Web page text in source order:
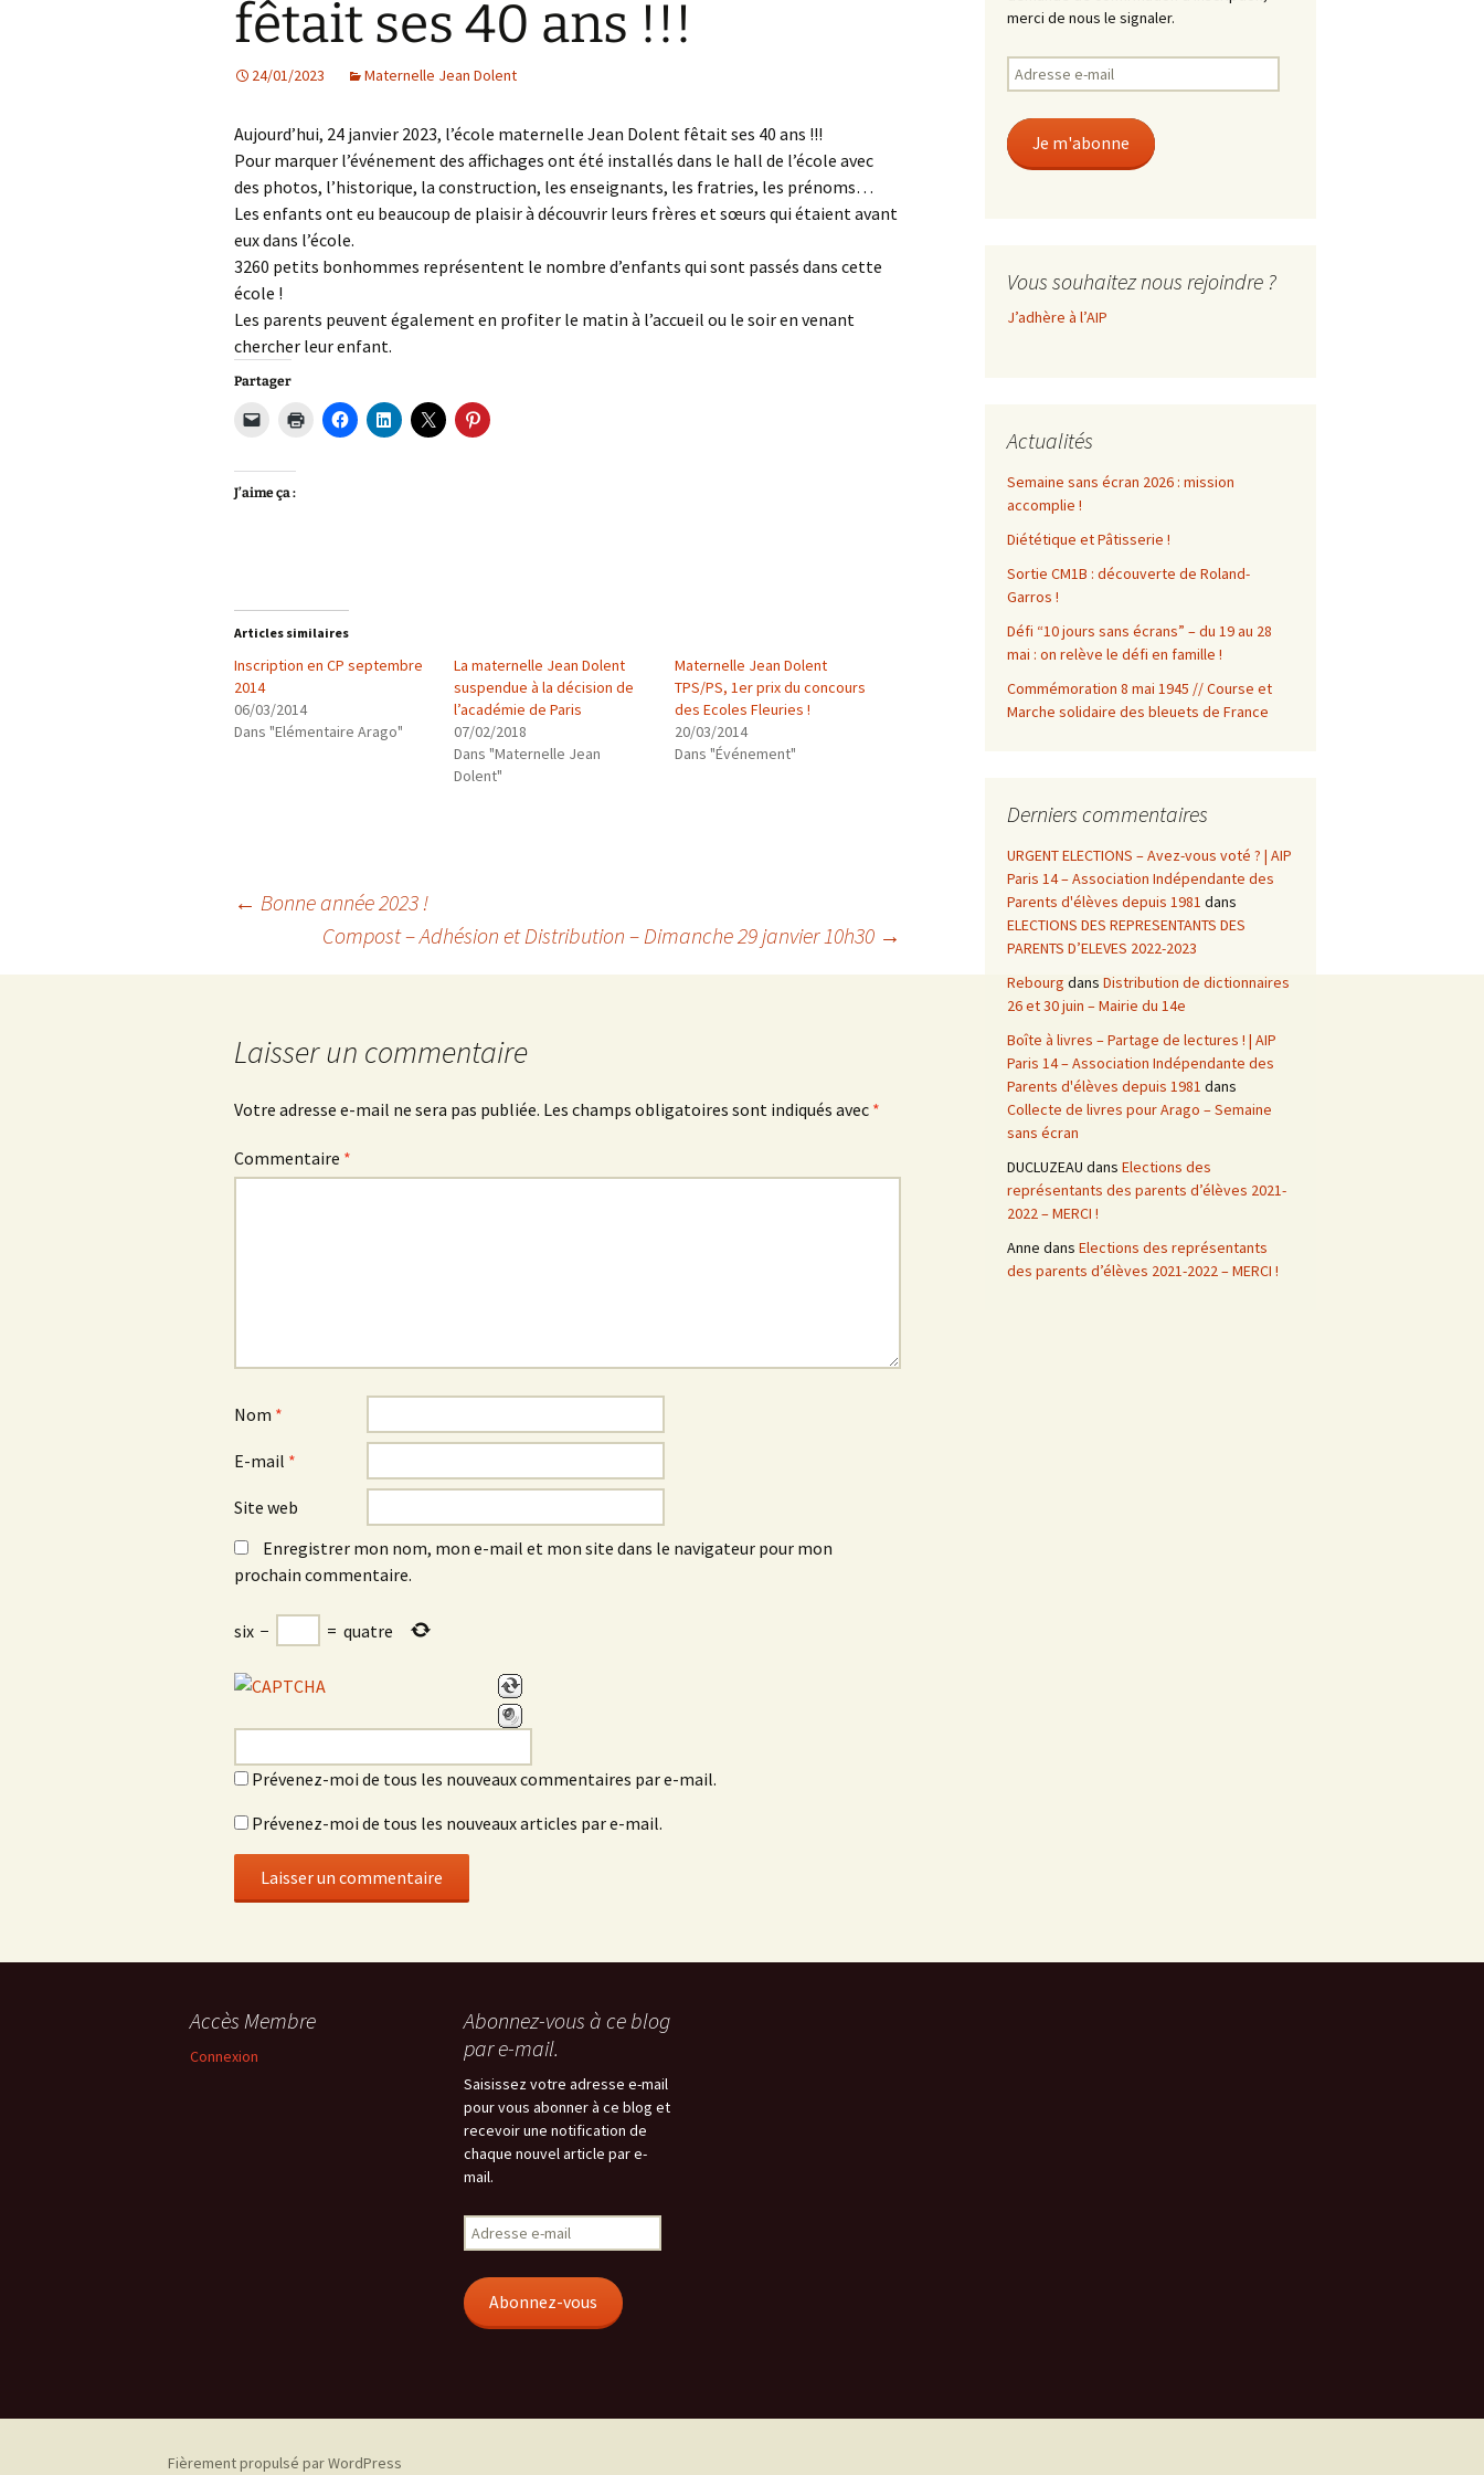
L’équipe AIP Maternelle
Jean Dolent
L’équipe AIP Collège
Saint Exupéry
Les projets La philo à l’école, un
projet culturel et citoyen
Classe bi-langues au
Collège
la place de l’Ile-de-Sein
Débats et réflexions
Nous rejoindre
Contact
Mentions légales
fêtait ses 40 ans !!!
24/01/2023 Maternelle Jean Dolent
Aujourd’hui, 24 janvier 2023, l’école maternelle Jean Dolent fêtait ses 40 ans !!!
Pour marquer l’événement des affichages ont été installés dans le hall de l’école avec
des photos, l’historique, la construction, les enseignants, les fratries, les prénoms…
Les enfants ont eu beaucoup de plaisir à découvrir leurs frères et sœurs qui étaient avant
eux dans l’école.
3260 petits bonhommes représentent le nombre d’enfants qui sont passés dans cette
école !
Les parents peuvent également en profiter le matin à l’accueil ou le soir en venant
chercher leur enfant.
Partager
J’aime ça :
Articles similaires
Inscription en CP septembre
2014
06/03/2014
Dans "Elémentaire Arago"
La maternelle Jean Dolent
suspendue à la décision de
l’académie de Paris
07/02/2018
Dans "Maternelle Jean
Dolent"
Maternelle Jean Dolent
TPS/PS, 1er prix du concours
des Ecoles Fleuries !
20/03/2014
Dans "Événement"
Navigation
des
← Bonne année 2023 !
Compost – Adhésion et Distribution – Dimanche 29 janvier 10h30 →
Laisser un commentaire
Votre adresse e-mail ne sera pas publiée. Les champs obligatoires sont indiqués avec *
Commentaire *
Nom *
E-mail *
Site web
Enregistrer mon nom, mon e-mail et mon site dans le navigateur pour mon
prochain commentaire.
six − = quatre
Prévenez-moi de tous les nouveaux commentaires par e-mail.
Prévenez-moi de tous les nouveaux articles par e-mail.
merci de nous le signaler.
Adresse
e-
Je m'abonne
Vous souhaitez nous rejoindre ?
J’adhère à l’AIP
Actualités
Semaine sans écran 2026 : mission
accomplie !
Diététique et Pâtisserie !
Sortie CM1B : découverte de Roland-
Garros !
Défi “10 jours sans écrans” – du 19 au 28
mai : on relève le défi en famille !
Commémoration 8 mai 1945 // Course et
Marche solidaire des bleuets de France
Derniers commentaires
URGENT ELECTIONS – Avez-vous voté ? | AIP
Paris 14 – Association Indépendante des
Parents d'élèves depuis 1981 dans
ELECTIONS DES REPRESENTANTS DES
PARENTS D’ELEVES 2022-2023
Rebourg dans Distribution de dictionnaires
26 et 30 juin – Mairie du 14e
Boîte à livres – Partage de lectures ! | AIP
Paris 14 – Association Indépendante des
Parents d'élèves depuis 1981 dans
Collecte de livres pour Arago – Semaine
sans écran
DUCLUZEAU dans Elections des
représentants des parents d’élèves 2021-
2022 – MERCI !
Anne dans Elections des représentants
des parents d’élèves 2021-2022 – MERCI !
Accès Membre
Connexion
Abonnez-vous à ce blog
par e-mail.
Saisissez votre adresse e-mail
pour vous abonner à ce blog et
recevoir une notification de
chaque nouvel article par e-
mail.
Adresse
e-
Abonnez-vous
Fièrement propulsé par WordPress